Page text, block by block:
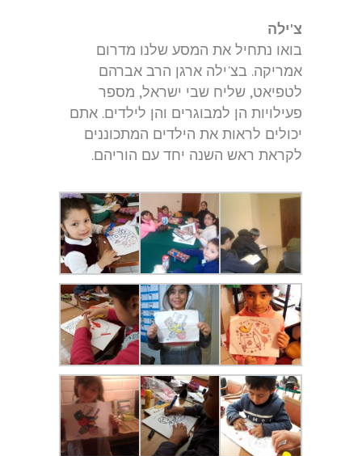
צ'ילה
בואו נתחיל את המסע שלנו מדרום
אמריקה. בצ'ילה ארגן הרב אברהם
לטפיאט, שליח שבי ישראל, מספר
פעילויות הן למבוגרים והן לילדים. אתם
יכולים לראות את הילדים המתכוננים
לקראת ראש השנה יחד עם הוריהם.